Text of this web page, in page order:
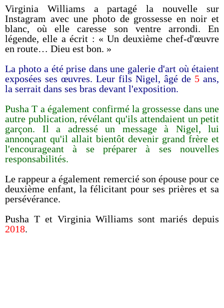
Virginia Williams a partagé la nouvelle sur
Instagram avec une photo de grossesse en noir et
blanc, où elle caresse son ventre arrondi. En
légende, elle a écrit : « Un deuxième chef-d'œuvre
en route… Dieu est bon. »
La photo a été prise dans une galerie d'art où étaient
exposées ses œuvres. Leur fils Nigel, âgé de 5 ans,
la serrait dans ses bras devant l'exposition.
Pusha T a également confirmé la grossesse dans une
autre publication, révélant qu'ils attendaient un petit
garçon. Il a adressé un message à Nigel, lui
annonçant qu'il allait bientôt devenir grand frère et
l'encourageant à se préparer à ses nouvelles
responsabilités.
Le rappeur a également remercié son épouse pour ce
deuxième enfant, la félicitant pour ses prières et sa
persévérance.
Pusha T et Virginia Williams sont mariés depuis
2018.